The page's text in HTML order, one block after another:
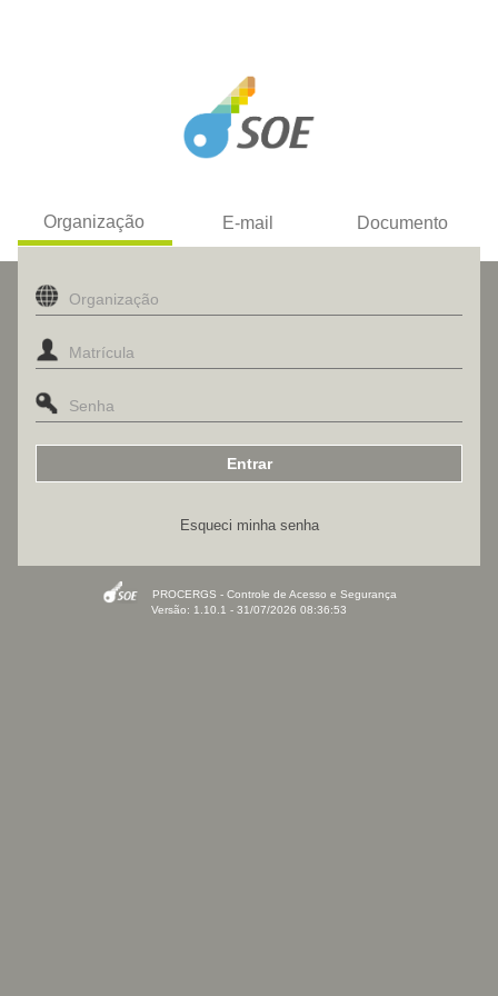
Organização E-mail Documento
Esqueci minha senha
PROCERGS - Controle de Acesso e Segurança
Versão: 1.10.1 - 31/07/2026 08:36:53